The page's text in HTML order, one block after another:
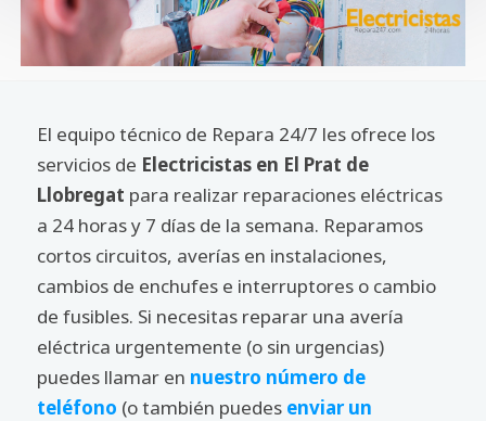
El equipo técnico de Repara 24/7 les ofrece los
servicios de Electricistas en El Prat de
Llobregat para realizar reparaciones eléctricas
a 24 horas y 7 días de la semana. Reparamos
cortos circuitos, averías en instalaciones,
cambios de enchufes e interruptores o cambio
de fusibles. Si necesitas reparar una avería
eléctrica urgentemente (o sin urgencias)
puedes llamar en nuestro número de
teléfono (o también puedes enviar un